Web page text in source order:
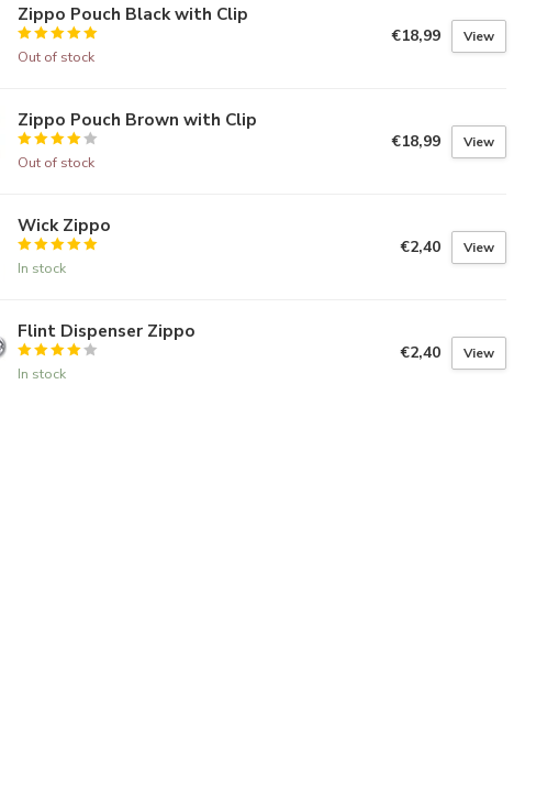
Zippo Pouch Black with Clip
Out of stock
€18,99 View
Zippo Pouch Brown with Clip
Out of stock
€18,99 View
Wick Zippo
In stock
€2,40 View
Flint Dispenser Zippo
In stock
€2,40 View